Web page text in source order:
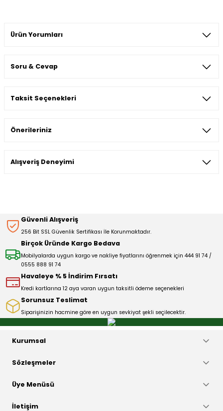
Ürün Yorumları
Soru & Cevap
Taksit Seçenekleri
Önerileriniz
Bu ürünün fiyat bilgisi, resim, ürün açıklamalarında ve diğer
konularda yetersiz gördüğünüz noktaları öneri formunu
Ürün açıklamasında eksik bilgiler bulunuyor.
Ürün fiyatı diğer sitelerden daha pahalı.
Bu ürüne benzer farklı alternatifler olmalı.
Alışveriş Deneyimi
Deneyimini Paylaş
Güvenli Alışveriş
256 Bit SSL Güvenlik Sertifikası İle Korunmaktadır.
Birçok Üründe Kargo Bedava
Mobilyalarda uygun kargo ve nakliye fiyatlarını öğrenmek için 444 91 74 /
0555 888 91 74
Havaleye % 5 İndirim Fırsatı
Kredi kartlarına 12 aya varan uygun taksitli ödeme seçenekleri
Sorunsuz Teslimat
Siparişinizin hacmine göre en uygun sevkiyat şekli seçilecektir.
Kurumsal
Sözleşmeler
Üye Menüsü
İletişim